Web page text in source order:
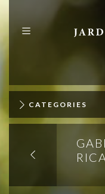
PROGRAMME
PUBLICATIONS
CATEGORIES